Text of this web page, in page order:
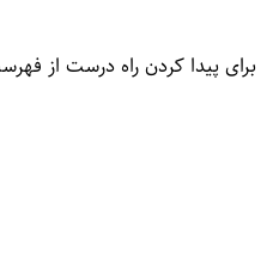
برای پیدا کردن راه درست از